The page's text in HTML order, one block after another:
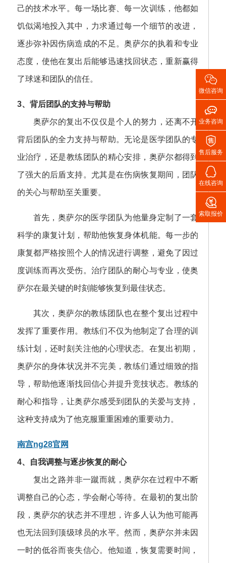
己的技术水平。每一场比赛、每一次训练，他都如
饥似渴地投入其中，力求通过每一个细节的改进，
逐步弥补因伤病造成的不足。奥萨尔的执着和专业
态度，使他在复出后能够迅速找回状态，重新赢得
了球迷和团队的信任。
3、背后团队的支持与帮助
奥萨尔的复出不仅仅是个人的努力，还离不开
背后团队的全力支持与帮助。无论是医学团队的专
业治疗，还是教练团队的精心安排，奥萨尔都得到
了强大的后盾支持。尤其是在伤病恢复期间，团队
的关心与帮助至关重要。
首先，奥萨尔的医学团队为他量身定制了一套
科学的康复计划，帮助他恢复身体机能。每一步的
康复都严格按照个人的情况进行调整，避免了因过
度训练而再次受伤。治疗团队的耐心与专业，使奥
萨尔在最关键的时刻能够恢复到最佳状态。
其次，奥萨尔的教练团队也在整个复出过程中
发挥了重要作用。教练们不仅为他制定了合理的训
练计划，还时刻关注他的心理状态。在复出初期，
奥萨尔的身体状况并不完美，教练们通过细致的指
导，帮助他逐渐找回信心并提升竞技状态。教练的
耐心和指导，让奥萨尔感受到团队的关爱与支持，
这种支持成为了他克服重重困难的重要动力。
南宫ng28官网
4、自我调整与逐步恢复的耐心
复出之路并非一蹴而就，奥萨尔在过程中不断
调整自己的心态，学会耐心等待。在最初的复出阶
段，奥萨尔的状态并不理想，许多人认为他可能再
也无法回到顶级球员的水平。然而，奥萨尔并未因
一时的低谷而丧失信心。他知道，恢复需要时间，

微信咨询

业务咨询

售后服务

在线咨询

索取报价